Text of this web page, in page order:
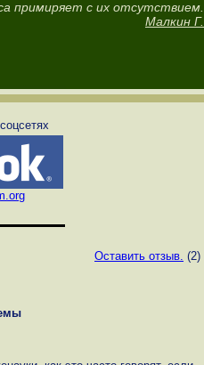
примиряет с их отсутствием.
Малкин Г.
Оставить отзыв. (2)